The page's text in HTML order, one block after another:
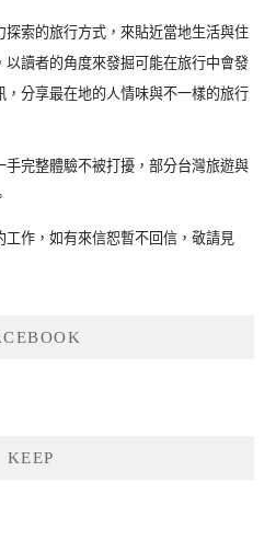
索的旅行方式，來貼近當地生活與住
以讀者的角度來發掘可能在旅行中會發
，分享最在地的人情味與不一樣的旅行
完整體驗不被打擾，部分台灣旅遊與
工作，如有來信恕暫不回信，敬請見
KEEP